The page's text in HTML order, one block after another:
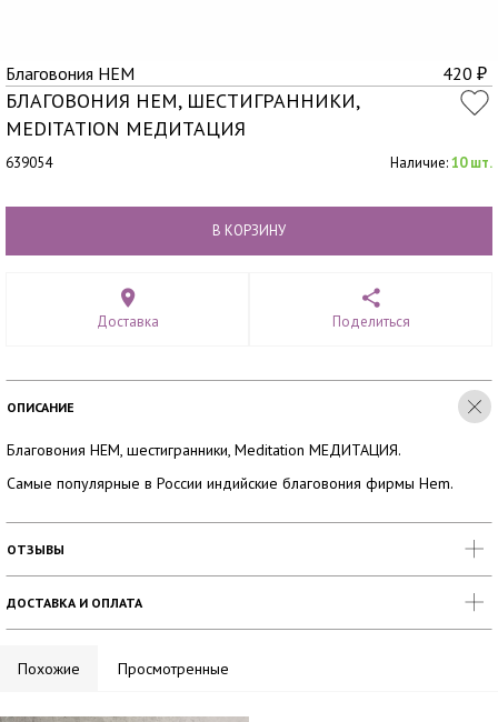
Благовония HEM 420 ₽
БЛАГОВОНИЯ HEM, ШЕСТИГРАННИКИ,
MEDITATION МЕДИТАЦИЯ
639054 Наличие:10 шт.
В КОРЗИНУ
Доставка Поделиться
ОПИСАНИЕ
Благовония HEM, шестигранники, Meditation МЕДИТАЦИЯ.
Самые популярные в России индийские благовония фирмы Hem.
ОТЗЫВЫ
ДОСТАВКА И ОПЛАТА
Похожие Просмотренные